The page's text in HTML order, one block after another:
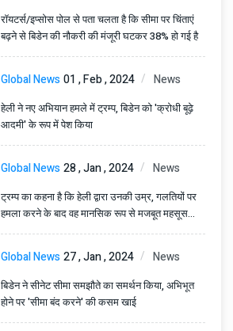
रॉयटर्स/इप्सोस पोल से पता चलता है कि सीमा पर चिंताएं
बढ़ने से बिडेन की नौकरी की मंजूरी घटकर 38% हो गई है
Global News01 , Feb , 2024 News
हेली ने नए अभियान हमले में ट्रम्प, बिडेन को 'क्रोधी बूढ़े
आदमी' के रूप में पेश किया
Global News28 , Jan , 2024 News
ट्रम्प का कहना है कि हेली द्वारा उनकी उम्र, गलतियों पर
हमला करने के बाद वह मानसिक रूप से मजबूत महसूस
करते हैं
Global News27 , Jan , 2024 News
बिडेन ने सीनेट सीमा समझौते का समर्थन किया, अभिभूत
होने पर 'सीमा बंद करने' की कसम खाई